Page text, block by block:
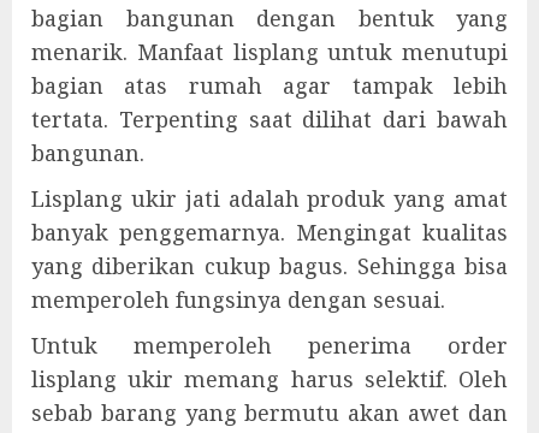
bagian bangunan dengan bentuk yang
menarik. Manfaat lisplang untuk menutupi
bagian atas rumah agar tampak lebih
tertata. Terpenting saat dilihat dari bawah
bangunan.
Lisplang ukir jati adalah produk yang amat
banyak penggemarnya. Mengingat kualitas
yang diberikan cukup bagus. Sehingga bisa
memperoleh fungsinya dengan sesuai.
Untuk memperoleh penerima order
lisplang ukir memang harus selektif. Oleh
sebab barang yang bermutu akan awet dan